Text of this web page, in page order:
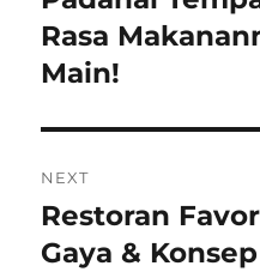
Rasa
Main!
NEXT
Next
post:
Restoran
Gaya &